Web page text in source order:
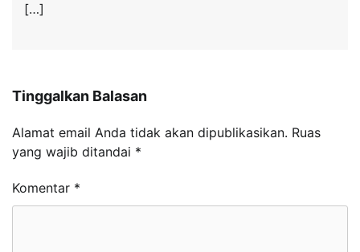
[…]
Tinggalkan Balasan
Alamat email Anda tidak akan dipublikasikan. Ruas
yang wajib ditandai *
Komentar *